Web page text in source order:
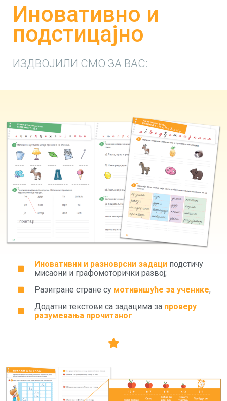
Иновативно и
подстицајно
ИЗДВОЈИЛИ СМО ЗА ВАС:
Иновативни и разноврсни задациподстичу
мисаони и графомоторички развој;
Разигране стране су мотивишуће за ученике;
Додатни текстови са задацима за проверу
разумевања прочитаног.